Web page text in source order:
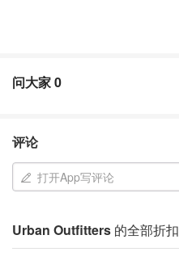
问大家0
评论
打开App写评论
Urban Outfitters 的全部折扣